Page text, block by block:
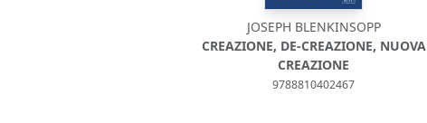
JOSEPH BLENKINSOPP
CREAZIONE, DE-CREAZIONE, NUOVA
CREAZIONE
9788810402467